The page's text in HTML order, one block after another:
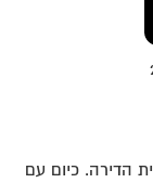
הדירה. כיום עם